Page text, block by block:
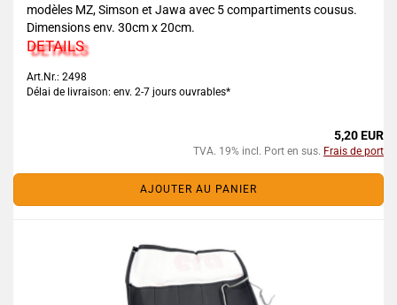
modèles MZ, Simson et Jawa avec 5 compartiments cousus.
Dimensions env. 30cm x 20cm.
DETAILS
Art.Nr.: 2498
Délai de livraison: env. 2-7 jours ouvrables*
5,20 EUR
TVA. 19% incl. Port en sus. Frais de port
AJOUTER AU PANIER